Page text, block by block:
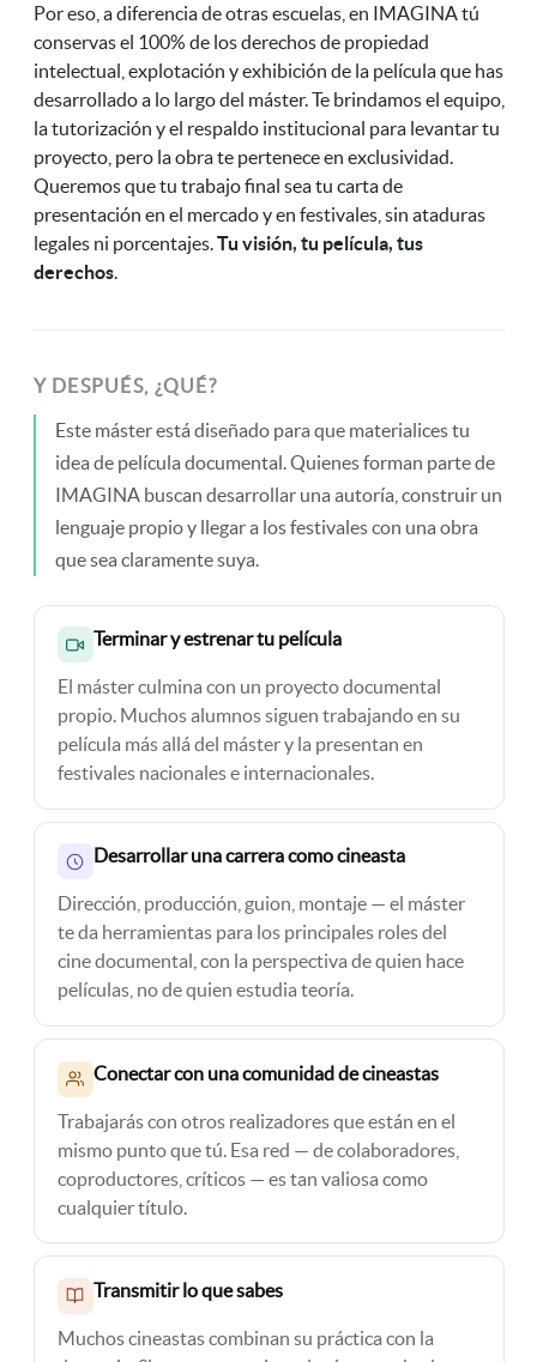
Por eso, a diferencia de otras escuelas, en IMAGINA tú
conservas el 100% de los derechos de propiedad
intelectual, explotación y exhibición de la película que has
desarrollado a lo largo del máster. Te brindamos el equipo,
la tutorización y el respaldo institucional para levantar tu
proyecto, pero la obra te pertenece en exclusividad.
Queremos que tu trabajo final sea tu carta de
presentación en el mercado y en festivales, sin ataduras
legales ni porcentajes. Tu visión, tu película, tus
derechos.
Y DESPUÉS, ¿QUÉ?
Este máster está diseñado para que materialices tu
idea de película documental. Quienes forman parte de
IMAGINA buscan desarrollar una autoría, construir un
lenguaje propio y llegar a los festivales con una obra
que sea claramente suya.
Terminar y estrenar tu película
El máster culmina con un proyecto documental
propio. Muchos alumnos siguen trabajando en su
película más allá del máster y la presentan en
festivales nacionales e internacionales.
Desarrollar una carrera como cineasta
Dirección, producción, guion, montaje — el máster
te da herramientas para los principales roles del
cine documental, con la perspectiva de quien hace
películas, no de quien estudia teoría.
Conectar con una comunidad de cineastas
Trabajarás con otros realizadores que están en el
mismo punto que tú. Esa red — de colaboradores,
coproductores, críticos — es tan valiosa como
cualquier título.
Transmitir lo que sabes
Muchos cineastas combinan su práctica con la